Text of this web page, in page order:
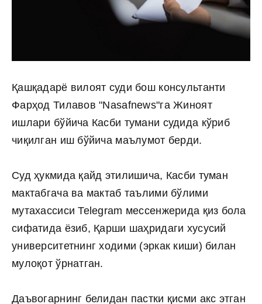
Қашқадарё вилоят суди бош консультанти
Фарҳод Тилавов "Nasafnews"га Жиноят
ишлари бўйича Касби тумани судида кўриб
чиқилган иш бўйича маълумот берди.
Суд ҳукмида қайд этилишича, Касби туман
мактабгача ва мактаб таълими бўлими
мутахассиси Telegram мессенжерида қиз бола
сифатида ёзиб, Қарши шаҳридаги хусусий
университетнинг ходими (эркак киши) билан
мулоқот ўрнатган.
Даъвогарнинг белидан пастки қисми акс этган